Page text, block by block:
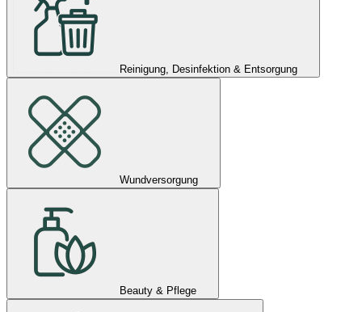
Reinigung, Desinfektion & Entsorgung
Wundversorgung
Beauty & Pflege